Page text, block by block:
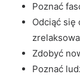
Poznać
Odciąć się
Zdobyć
Poznać